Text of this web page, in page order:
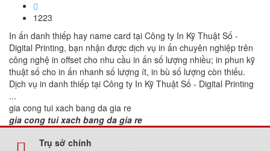
1223
In ấn danh thiếp hay name card tại Công ty In Kỹ Thuật Số -
Digital Printing, bạn nhận được dịch vụ in ấn chuyên nghiệp trên
công nghệ in offset cho nhu cầu in ấn số lượng nhiều; in phun kỹ
thuật số cho in ấn nhanh số lượng ít, in bù số lượng còn thiếu.
Dịch vụ in danh thiếp tại Công ty In Kỹ Thuật Số - Digital Printing
...
gia cong tui xach bang da gia re
gia cong tui xach bang da gia re
Trụ sở chính